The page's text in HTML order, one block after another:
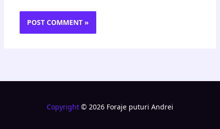
Copyright © 2026 Foraje puturi Andrei